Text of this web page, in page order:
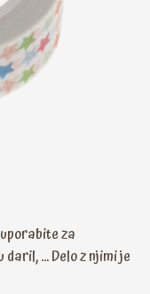
za
... Delo z njimi je